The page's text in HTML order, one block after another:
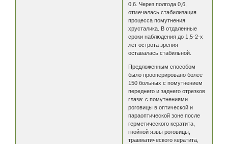
0,6. Через полгода 0,6,
отмечалась стабилизация
процесса помутнения
хрусталика. В отдаленные
сроки наблюдения до 1,5-2-х
лет острота зрения
оставалась стабильной.
Предложенным способом
было прооперировано более
150 больных с помутнением
переднего и заднего отрезков
глаза: с помутнениями
роговицы в оптической и
параоптической зоне после
герметического кератита,
гнойной язвы роговицы,
травматического кератита,